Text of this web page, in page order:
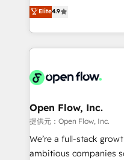
Toronto, London and
HubSpot partner, we
sophisticated B2B
HubSpot CRM
industrial/
distribution,
finserv/fintech, IT
& logistics, energy/
media, healthcare and
Elite4.9
Open Flow, Inc.
提供元：Open Flow, Inc.
We’re a full-stack
ambitious companies scale